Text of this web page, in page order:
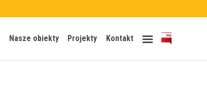
Nasze obiekty Projekty Kontakt